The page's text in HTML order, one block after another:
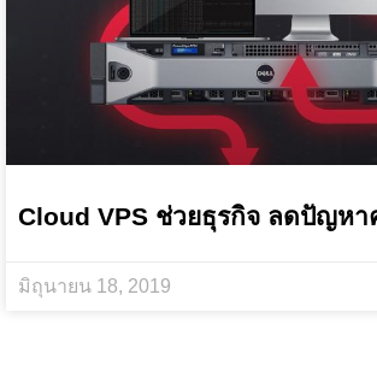
Cloud VPS ช่วยธุรกิจ ลดปัญหา
มิถุนายน 18, 2019